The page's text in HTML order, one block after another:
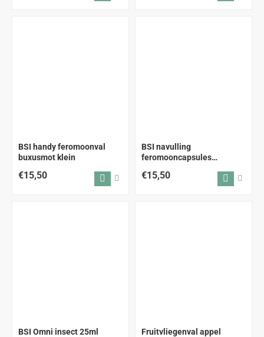
BSI handy feromoonval
buxusmot klein
€15,50
BSI navulling
feromooncapsules
€15,50
BSI Omni insect 25ml Fruitvliegenval appel